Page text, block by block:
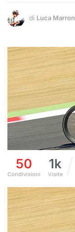
di Luca
50
Condivisioni
1k
Visite